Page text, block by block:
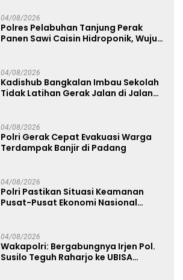
04/08/2026
Polres Pelabuhan Tanjung Perak
Panen Sawi Caisin Hidroponik, Wujud
04/08/2026
Kadishub Bangkalan Imbau Sekolah
Tidak Latihan Gerak Jalan di Jalan
04/08/2026
Polri Gerak Cepat Evakuasi Warga
Terdampak Banjir di Padang
04/08/2026
Polri Pastikan Situasi Keamanan
Pusat-Pusat Ekonomi Nasional
04/08/2026
Wakapolri: Bergabungnya Irjen Pol.
Susilo Teguh Raharjo ke UBISA